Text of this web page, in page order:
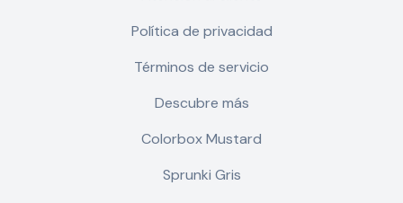
Política de privacidad
Términos de servicio
Descubre más
Colorbox Mustard
Sprunki Gris